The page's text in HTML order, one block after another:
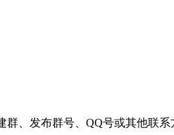
、发布群号、QQ号或其他联系